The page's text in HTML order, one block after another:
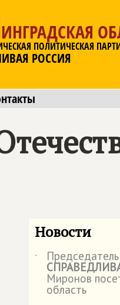
ПОЛИТИЧЕСКАЯ
РОССИЯ
Новости
˙
Миронов
область